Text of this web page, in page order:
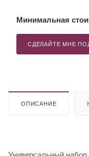
Минимальная
СДЕЛАЙТЕ МНЕ
ОПИСАНИЕ